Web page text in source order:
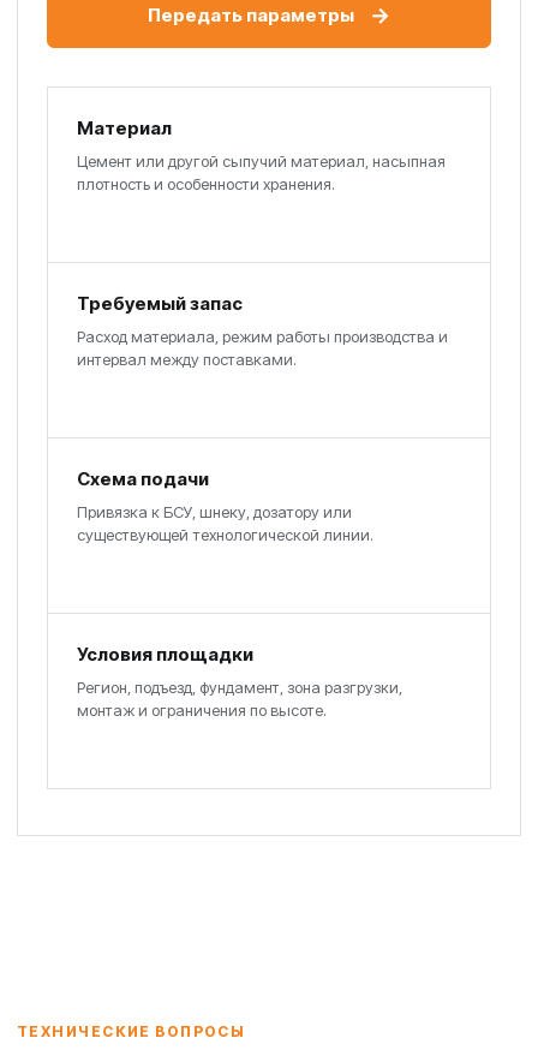
Передать параметры →
Материал
Цемент или другой сыпучий материал, насыпная
плотность и особенности хранения.
Требуемый запас
Расход материала, режим работы производства и
интервал между поставками.
Схема подачи
Привязка к БСУ, шнеку, дозатору или
существующей технологической линии.
Условия площадки
Регион, подъезд, фундамент, зона разгрузки,
монтаж и ограничения по высоте.
ТЕХНИЧЕСКИЕ ВОПРОСЫ